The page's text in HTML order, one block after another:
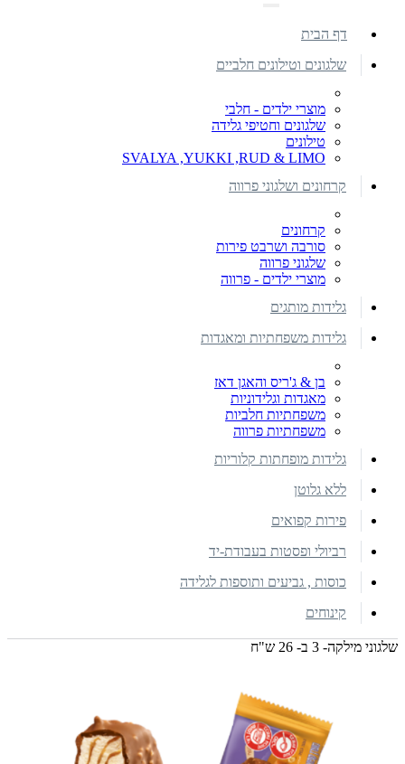
דף הבית
שלגונים וטילונים חלביים
מוצרי ילדים - חלבי
שלגונים וחטיפי גלידה
טילונים
SVALYA ,YUKKI ,RUD & LIMO
קרחונים ושלגוני פרווה
קרחונים
סורבה ושרבט פירות
שלגוני פרווה
מוצרי ילדים - פרווה
גלידות מותגים
גלידות משפחתיות ומאגדות
בן & ג'ריס והאגן דאז
מאגדות וגלידוניות
משפחתיות חלביות
משפחתיות פרווה
גלידות מופחתות קלוריות
ללא גלוטן
פירות קפואים
רביולי ופסטות בעבודת-יד
כוסות , גביעים ותוספות לגלידה
קינוחים
שלגוני מילקה- 3 ב- 26 ש"ח